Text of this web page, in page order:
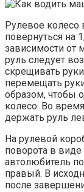
Рулевое
повернуться на
зависимости от
руль следует
скрещивать
перемещать
образом, чтобы
колесо. Во
держать руль
На рулевой
поворота в
автолюбитель
правый. В
после